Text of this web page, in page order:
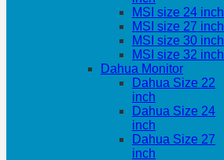
MSI size 24 inch
MSI size 27 inch
MSI size 30 inch
MSI size 32 inch
Dahua Monitor
Dahua Size 22
inch
Dahua Size 24
inch
Dahua Size 27
inch